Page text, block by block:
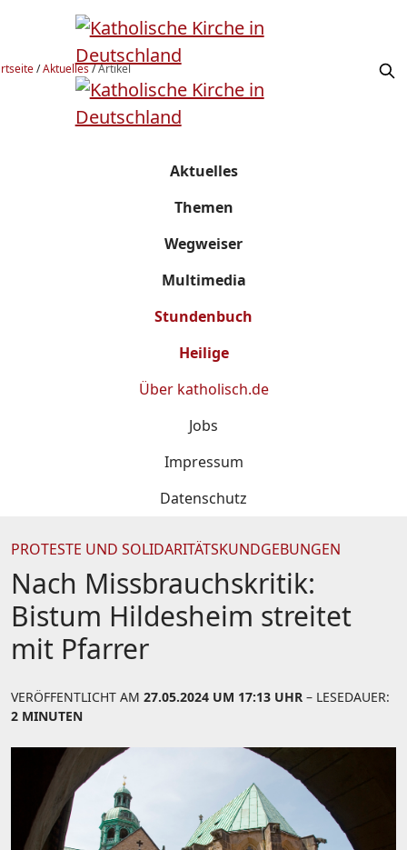
/Aktuelles/Artikel
Aktuelles
Themen
Wegweiser
Multimedia
Stundenbuch
Heilige
Über katholisch.de
Jobs
Impressum
Datenschutz
PROTESTE UND SOLIDARITÄTSKUNDGEBUNGEN
Nach Missbrauchskritik:
Bistum Hildesheim streitet
mit Pfarrer
VERÖFFENTLICHT AM 27.05.2024 UM 17:13 UHR – LESEDAUER:
2 MINUTEN